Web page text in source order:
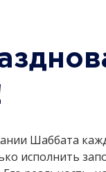
Шаббата
исполнить